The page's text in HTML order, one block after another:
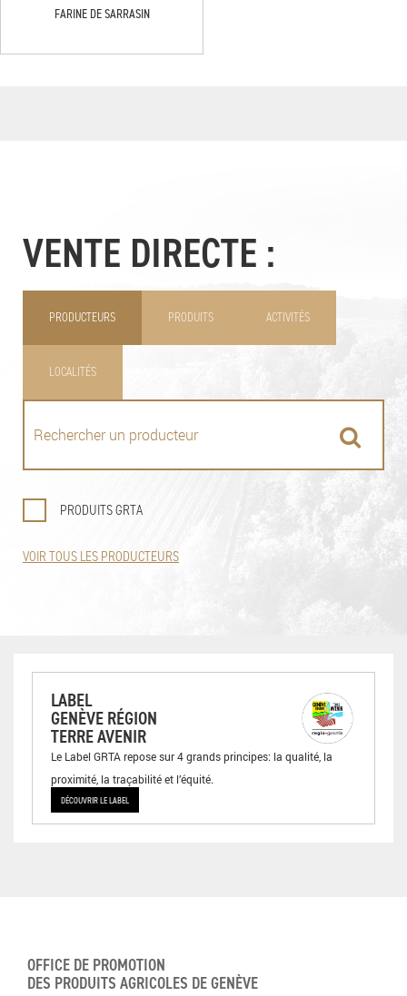
FARINE DE SARRASIN
VENTE DIRECTE :
PRODUCTEURS PRODUITS ACTIVITÉS
LOCALITÉS
PRODUITS GRTA
VOIR TOUS LES PRODUCTEURS
LABEL
GENÈVE RÉGION
TERRE AVENIR
Le Label GRTA repose sur 4 grands principes: la qualité, la
proximité, la traçabilité et l’équité.
DÉCOUVRIR LE LABEL
OFFICE DE PROMOTION
DES PRODUITS AGRICOLES DE GENÈVE